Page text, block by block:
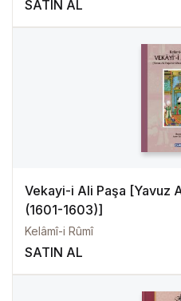
SATIN AL
Vekayi-i Ali Paşa [Yavuz
(1601-1603)]
Kelâmî-i Rûmî
SATIN AL